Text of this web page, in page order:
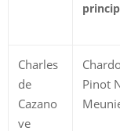
Charles
de
Cazano
ve
Pinot